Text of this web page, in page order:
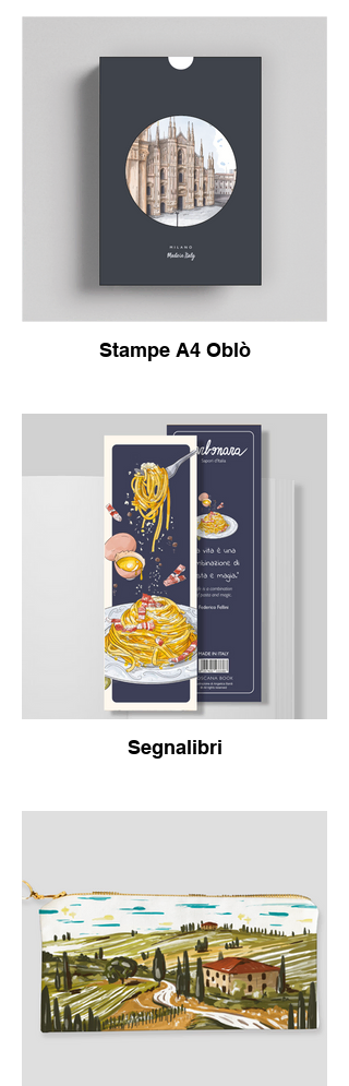
Stampe A4 Oblò
Segnalibri